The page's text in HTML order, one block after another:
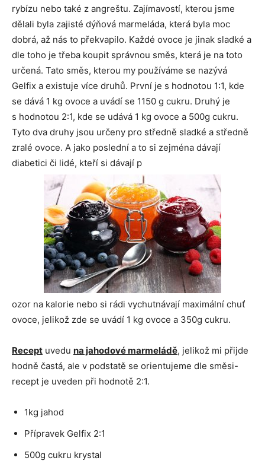
rybízu nebo také z angreštu. Zajímavostí, kterou jsme
dělali byla zajisté dýňová marmeláda, která byla moc
dobrá, až nás to překvapilo. Každé ovoce je jinak sladké a
dle toho je třeba koupit správnou směs, která je na toto
určená. Tato směs, kterou my používáme se nazývá
Gelfix a existuje více druhů. První je s hodnotou 1:1, kde
se dává 1 kg ovoce a uvádí se 1150 g cukru. Druhý je
s hodnotou 2:1, kde se udává 1 kg ovoce a 500g cukru.
Tyto dva druhy jsou určeny pro středně sladké a středně
zralé ovoce. A jako poslední a to si zejména dávají
diabetici či lidé, kteří si dávají p
ozor na kalorie nebo si rádi vychutnávají maximální chuť
ovoce, jelikož zde se uvádí 1 kg ovoce a 350g cukru.
Recept uvedu na jahodové marmeládě, jelikož mi přijde
hodně častá, ale v podstatě se orientujeme dle směsi-
recept je uveden při hodnotě 2:1.
1kg jahod
Přípravek Gelfix 2:1
500g cukru krystal